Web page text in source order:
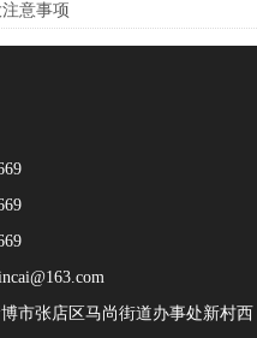
意事项
市张店区马尚街道办事处新村西